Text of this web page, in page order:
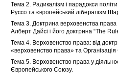
Тема 2. Радикалізм і парадокси
Руссо та європейський лібералізм
Тема 3. Доктрина верховенства права
Алберт Дайсі і його доктрина “The
Тема 4. Верховенство права: від
«верховенство права» та
Тема 5. Верховенство права у
Європейського Союзу.